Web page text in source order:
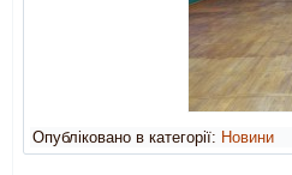
Опубліковано в категорії: Новини